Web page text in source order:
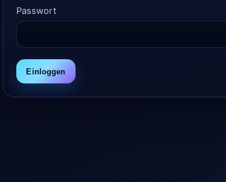
Passwort
Einloggen